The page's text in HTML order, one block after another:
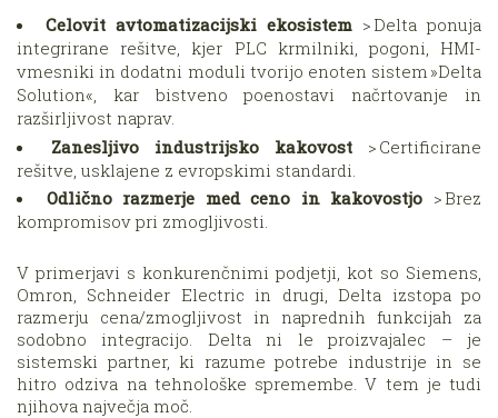
Celovit avtomatizacijski ekosistem > Delta ponuja
integrirane rešitve, kjer PLC krmilniki, pogoni, HMI-
vmesniki in dodatni moduli tvorijo enoten sistem »Delta
Solution«, kar bistveno poenostavi načrtovanje in
razširljivost naprav.
Zanesljivo industrijsko kakovost > Certificirane
rešitve, usklajene z evropskimi standardi.
Odlično razmerje med ceno in kakovostjo > Brez
kompromisov pri zmogljivosti.
V primerjavi s konkurenčnimi podjetji, kot so Siemens,
Omron, Schneider Electric in drugi, Delta izstopa po
razmerju cena/zmogljivost in naprednih funkcijah za
sodobno integracijo. Delta ni le proizvajalec – je
sistemski partner, ki razume potrebe industrije in se
hitro odziva na tehnološke spremembe. V tem je tudi
njihova največja moč.